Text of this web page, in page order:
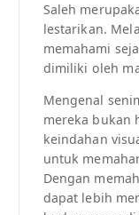
Saleh
lestarikan.
memahami
dimiliki oleh
Mengenal
mereka bukan
keindahan
untuk
Dengan
dapat lebih